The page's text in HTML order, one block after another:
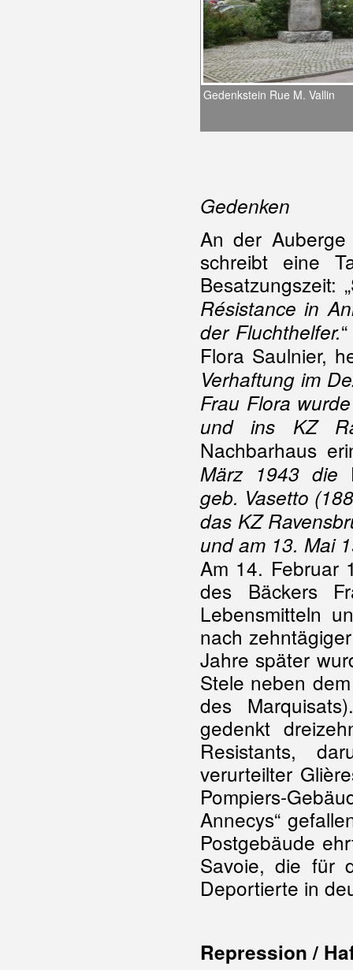
Gedenkstein Rue M. Vallin
Gedenken
An der Auberge
schreibt eine
Besatzungszeit:
Résistance in
der Fluchthelfer.
Flora Saulnier,
Verhaftung im
Frau Flora
und ins KZ
Nachbarhaus
März 1943 die
geb. Vasetto
das KZ
und am 13. Mai
Am 14. Februar
des Bäckers
Lebensmitteln
nach
Jahre später
Stele neben
des
gedenkt
Resistants,
verurteilter
Pompiers-
Annecys“
Postgebäude
Savoie, die für
Deportierte in
Repression /